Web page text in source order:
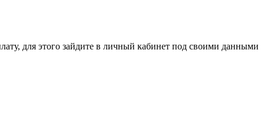
этого зайдите в личный кабинет под своими данными